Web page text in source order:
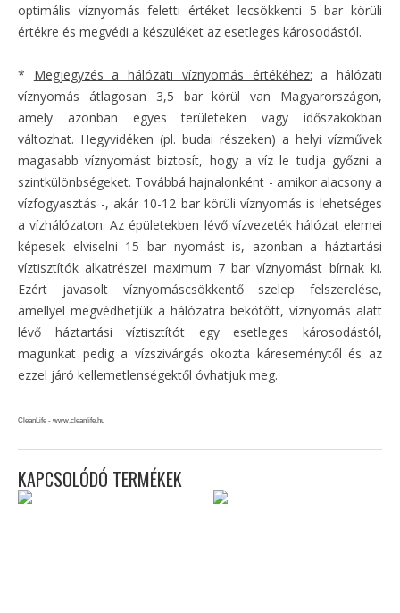
optimális víznyomás feletti értéket lecsökkenti 5 bar körüli
értékre és megvédi a készüléket az esetleges károsodástól.
* Megjegyzés a hálózati víznyomás értékéhez: a hálózati
víznyomás átlagosan 3,5 bar körül van Magyarországon,
amely azonban egyes területeken vagy időszakokban
változhat. Hegyvidéken (pl. budai részeken) a helyi vízművek
magasabb víznyomást biztosít, hogy a víz le tudja győzni a
szintkülönbségeket. Továbbá hajnalonként - amikor alacsony a
vízfogyasztás -, akár 10-12 bar körüli víznyomás is lehetséges
a vízhálózaton. Az épületekben lévő vízvezeték hálózat elemei
képesek elviselni 15 bar nyomást is, azonban a háztartási
víztisztítók alkatrészei maximum 7 bar víznyomást bírnak ki.
Ezért javasolt víznyomáscsökkentő szelep felszerelése,
amellyel megvédhetjük a hálózatra bekötött, víznyomás alatt
lévő háztartási víztisztítót egy esetleges károsodástól,
magunkat pedig a vízszivárgás okozta káreseménytől és az
ezzel járó kellemetlenségektől óvhatjuk meg.
CleanLife - www.cleanlife.hu
KAPCSOLÓDÓ TERMÉKEK